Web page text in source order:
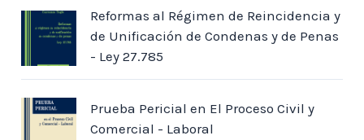
5.1.3. Principio de igualdad o contradicción
84
5.1.4. Principio de inmediación 85
5.1.5. Principio de buena fe y lealtad procesal
85
5.1.6. Principio de unidad de la prueba 86
Reformas al Régimen de Reincidencia y
de Unificación de Condenas y de Penas
- Ley 27.785
Prueba Pericial en El Proceso Civil y
Comercial - Laboral